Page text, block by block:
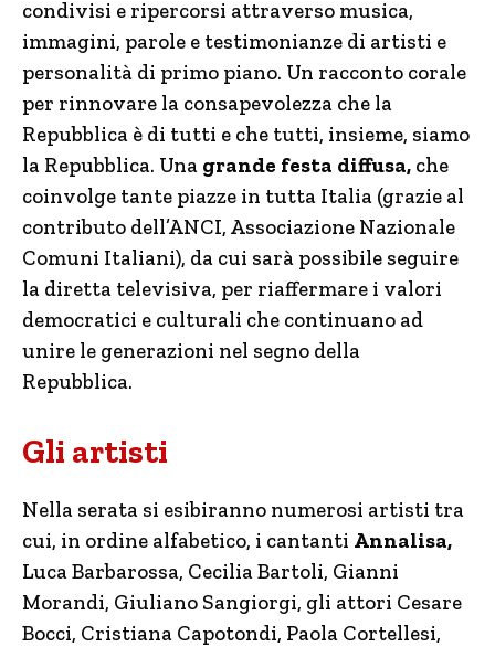
condivisi e ripercorsi attraverso musica,
immagini, parole e testimonianze di artisti e
personalità di primo piano. Un racconto corale
per rinnovare la consapevolezza che la
Repubblica è di tutti e che tutti, insieme, siamo
la Repubblica. Una grande festa diffusa, che
coinvolge tante piazze in tutta Italia (grazie al
contributo dell’ANCI, Associazione Nazionale
Comuni Italiani), da cui sarà possibile seguire
la diretta televisiva, per riaffermare i valori
democratici e culturali che continuano ad
unire le generazioni nel segno della
Repubblica.
Gli artisti
Nella serata si esibiranno numerosi artisti tra
cui, in ordine alfabetico, i cantanti Annalisa,
Luca Barbarossa, Cecilia Bartoli, Gianni
Morandi, Giuliano Sangiorgi, gli attori Cesare
Bocci, Cristiana Capotondi, Paola Cortellesi,